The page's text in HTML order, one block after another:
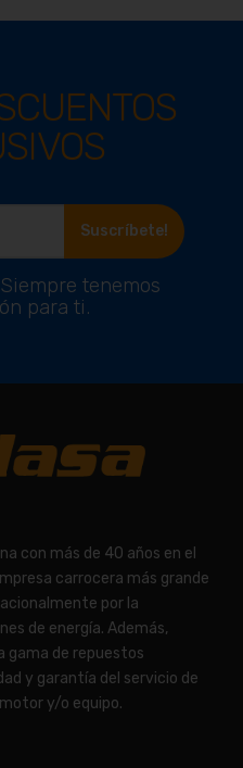
Suscríbete!
tenemos
para ti.
con más de 40 años en el
carrocera más grande
por la
de energía. Además,
gama de repuestos
y garantía del servicio de
y/o equipo.